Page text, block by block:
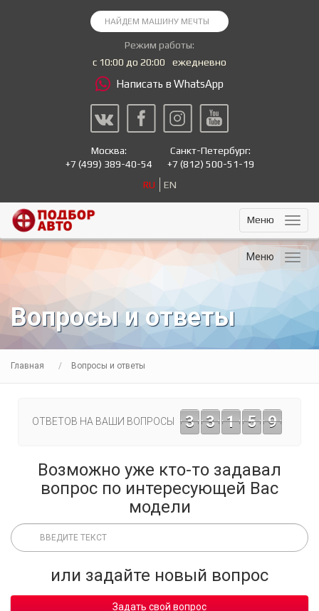
Режим работы:
с 10:00 до 20:00
ежедневно
Написать в WhatsApp
Москва:
+7 (499) 389-40-54
Санкт-Петербург:
+7 (812) 500-51-19
RU
EN
Меню
Меню
Вопросы и ответы
Главная Вопросы и ответы
ОТВЕТОВ НА ВАШИ ВОПРОСЫ 3 3 1 5 9
Возможно уже кто-то задавал
вопрос по интересующей Вас
модели
или задайте новый вопрос
Задать свой вопрос